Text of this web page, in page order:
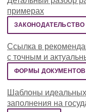
примерах
ЗАКОНОДАТЕЛЬСТВО
Ссылка в
с точным и
ФОРМЫ ДОКУМЕНТОВ
Шаблоны
заполнения на